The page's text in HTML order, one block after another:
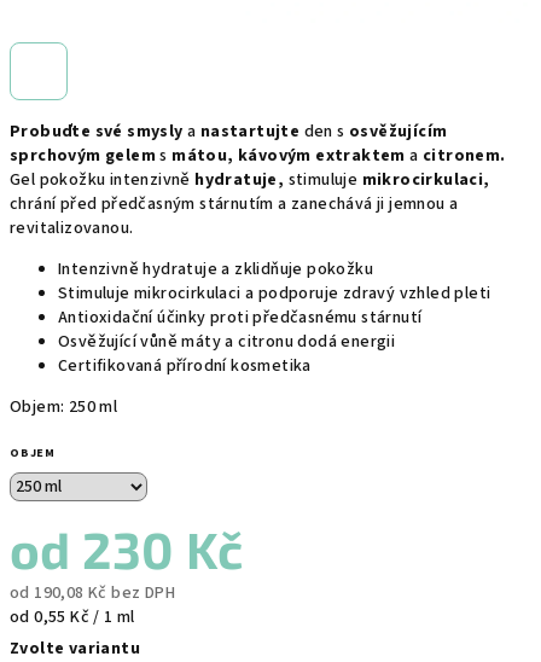
Probuďte své smysly a nastartujte den s osvěžujícím
sprchovým gelem s mátou, kávovým extraktem a citronem.
Gel pokožku intenzivně hydratuje, stimuluje mikrocirkulaci,
chrání před předčasným stárnutím a zanechává ji jemnou a
revitalizovanou.
Intenzivně hydratuje a zklidňuje pokožku
Stimuluje mikrocirkulaci a podporuje zdravý vzhled pleti
Antioxidační účinky proti předčasnému stárnutí
Osvěžující vůně máty a citronu dodá energii
Certifikovaná přírodní kosmetika
Objem: 250 ml
OBJEM
od 230 Kč
od 190,08 Kč bez DPH
Měrná
cena:
od 0,55 Kč / 1 ml
Zvolte variantu